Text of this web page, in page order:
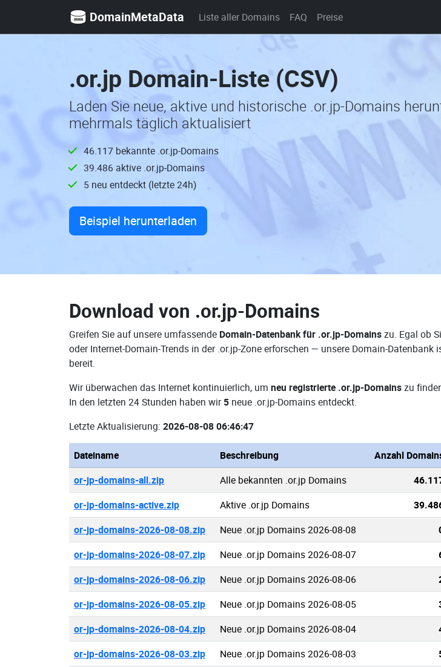
DomainMetaData Liste aller Domains FAQ Preise
.or.jp Domain-Liste (CSV)
Laden Sie neue, aktive und historische .or.jp-Domains
mehrmals täglich aktualisiert
46.117 bekannte .or.jp-Domains
39.486 aktive .or.jp-Domains
5 neu entdeckt (letzte 24h)
Beispiel herunterladen
Download von .or.jp-Domains
Greifen Sie auf unsere umfassende Domain-Datenbank für .or.jp-Domainszu. Egal ob
oder Internet-Domain-Trends in der .or.jp-Zone erforschen — unsere Domain-
bereit.
Wir überwachen das Internet kontinuierlich, um neu registrierte .or.jp-Domainszu
In den letzten 24 Stunden haben wir 5 neue .or.jp-Domains entdeckt.
Letzte Aktualisierung: 2026-08-08 06:46:47
Dateiname Beschreibung Anzahl
or-jp-domains-all.zip Alle bekannten .or.jp Domains
or-jp-domains-active.zip Aktive .or.jp Domains
or-jp-domains-2026-08-08.zip Neue .or.jp Domains 2026-08-08
or-jp-domains-2026-08-07.zip Neue .or.jp Domains 2026-08-07
or-jp-domains-2026-08-06.zip Neue .or.jp Domains 2026-08-06
or-jp-domains-2026-08-05.zip Neue .or.jp Domains 2026-08-05
or-jp-domains-2026-08-04.zip Neue .or.jp Domains 2026-08-04
or-jp-domains-2026-08-03.zip Neue .or.jp Domains 2026-08-03